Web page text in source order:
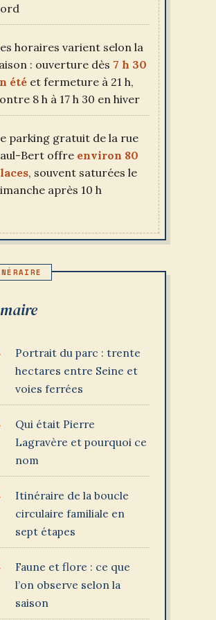
horaires varient selon la
: ouverture dès 7 h 30
été et fermeture à 21 h,
8 h à 17 h 30 en hiver
parking gratuit de la rue
Bert offre environ 80
, souvent saturées le
après 10 h
Portrait du parc : trente
hectares entre Seine et
voies ferrées
Qui était Pierre
Lagravère et pourquoi ce
nom
Itinéraire de la boucle
circulaire familiale en
sept étapes
Faune et flore : ce que
l’on observe selon la
saison